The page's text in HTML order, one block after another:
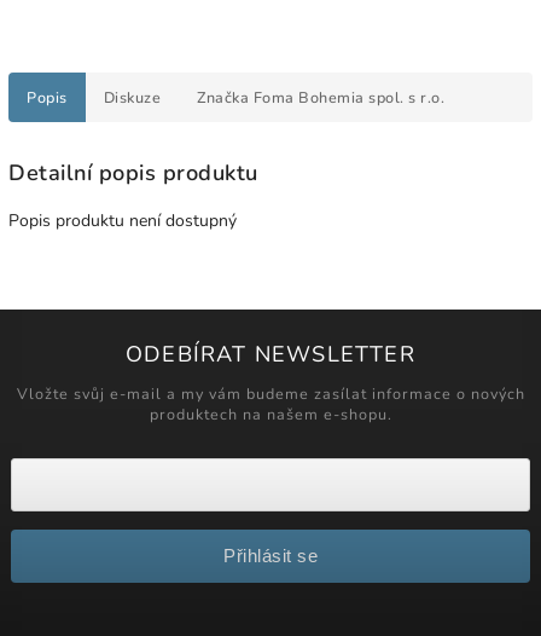
Popis Diskuze Značka Foma Bohemia spol. s r.o.
Detailní popis produktu
Popis produktu není dostupný
ODEBÍRAT NEWSLETTER
Vložte svůj e-mail a my vám budeme zasílat informace o nových
produktech na našem e-shopu.
Přihlásit se